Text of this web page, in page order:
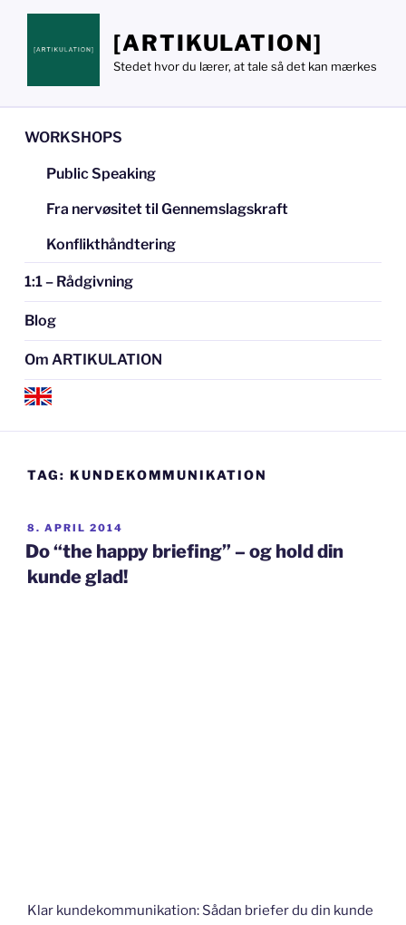
Videre
indhold
[ARTIKULATION]
Stedet hvor du lærer, at tale så det kan mærkes
WORKSHOPS
Public Speaking
Fra nervøsitet til Gennemslagskraft
Konflikthåndtering
1:1 – Rådgivning
Blog
Om ARTIKULATION
TAG: KUNDEKOMMUNIKATION
UDGIVET
DEN
8. APRIL 2014
Do “the happy briefing” – og hold din
kunde glad!
Klar kundekommunikation: Sådan briefer du din kunde